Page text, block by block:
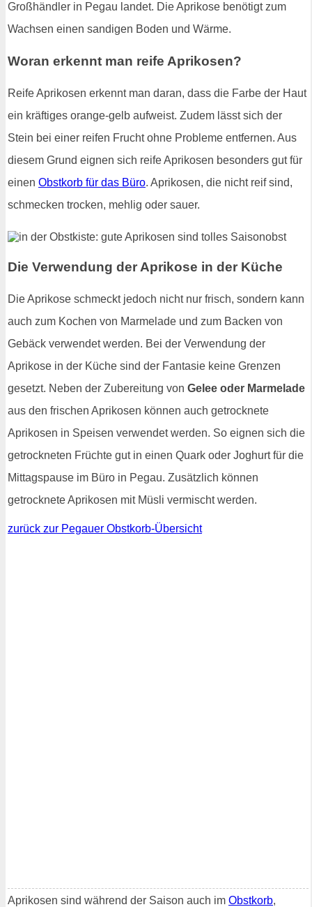
Großhändler in Pegau landet. Die Aprikose benötigt zum
Wachsen einen sandigen Boden und Wärme.
Woran erkennt man reife Aprikosen?
Reife Aprikosen erkennt man daran, dass die Farbe der Haut
ein kräftiges orange-gelb aufweist. Zudem lässt sich der
Stein bei einer reifen Frucht ohne Probleme entfernen. Aus
diesem Grund eignen sich reife Aprikosen besonders gut für
einen Obstkorb für das Büro. Aprikosen, die nicht reif sind,
schmecken trocken, mehlig oder sauer.
Die Verwendung der Aprikose in der Küche
Die Aprikose schmeckt jedoch nicht nur frisch, sondern kann
auch zum Kochen von Marmelade und zum Backen von
Gebäck verwendet werden. Bei der Verwendung der
Aprikose in der Küche sind der Fantasie keine Grenzen
gesetzt. Neben der Zubereitung von Gelee oder Marmelade
aus den frischen Aprikosen können auch getrocknete
Aprikosen in Speisen verwendet werden. So eignen sich die
getrockneten Früchte gut in einen Quark oder Joghurt für die
Mittagspause im Büro in Pegau. Zusätzlich können
getrocknete Aprikosen mit Müsli vermischt werden.
zurück zur Pegauer Obstkorb-Übersicht
Aprikosen sind während der Saison auch im Obstkorb,